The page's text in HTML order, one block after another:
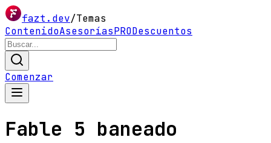
fazt.dev/Temas
ContenidoAsesoríasPRODescuentos
Comenzar
Fable 5 baneado